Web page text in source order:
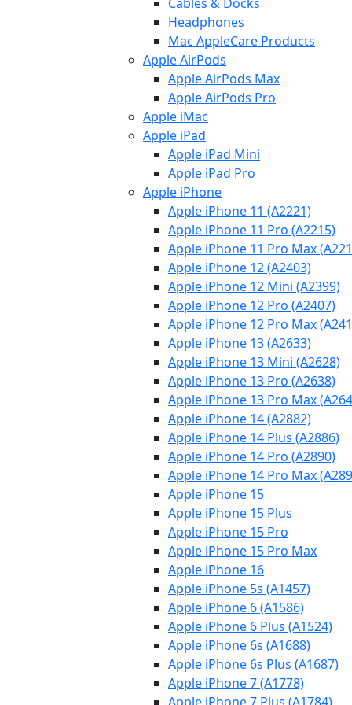
Headphones
Mac AppleCare Products
Apple AirPods
Apple AirPods Max
Apple AirPods Pro
Apple iMac
Apple iPad
Apple iPad Mini
Apple iPad Pro
Apple iPhone
Apple iPhone 11 (A2221)
Apple iPhone 11 Pro (A2215)
Apple iPhone 11 Pro Max
Apple iPhone 12 (A2403)
Apple iPhone 12 Mini (A2399)
Apple iPhone 12 Pro (A2407)
Apple iPhone 12 Pro Max
Apple iPhone 13 (A2633)
Apple iPhone 13 Mini (A2628)
Apple iPhone 13 Pro (A2638)
Apple iPhone 13 Pro Max
Apple iPhone 14 (A2882)
Apple iPhone 14 Plus (A2886)
Apple iPhone 14 Pro (A2890)
Apple iPhone 14 Pro Max
Apple iPhone 15
Apple iPhone 15 Plus
Apple iPhone 15 Pro
Apple iPhone 15 Pro Max
Apple iPhone 16
Apple iPhone 5s (A1457)
Apple iPhone 6 (A1586)
Apple iPhone 6 Plus (A1524)
Apple iPhone 6s (A1688)
Apple iPhone 6s Plus (A1687)
Apple iPhone 7 (A1778)